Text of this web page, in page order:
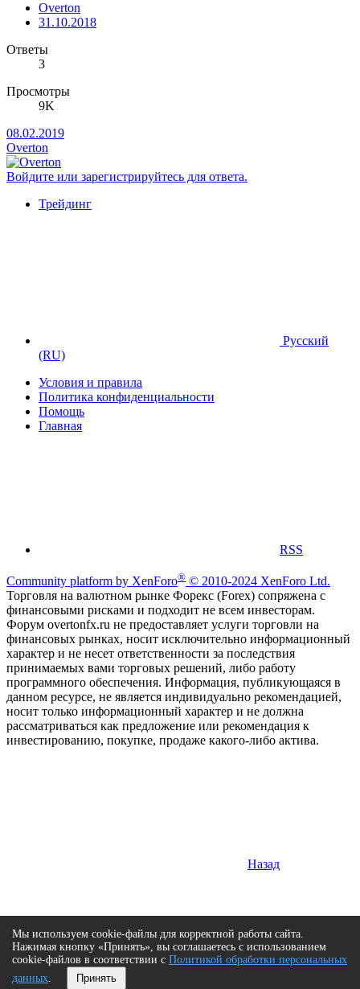
Overton
31.10.2018
Ответы
3
Просмотры
9K
08.02.2019
Overton
Войдите или зарегистрируйтесь для ответа.
Трейдинг
Русский
(RU)
Условия и правила
Политика конфиденциальности
Помощь
Главная
RSS
Community platform by XenForo® © 2010-2024 XenForo Ltd.
Торговля на валютном рынке Форекс (Forex) сопряжена с
финансовыми рисками и подходит не всем инвесторам.
Форум overtonfx.ru не предоставляет услуги торговли на
финансовых рынках, носит исключительно информационный
характер и не несет ответственности за последствия
принимаемых вами торговых решений, либо работу
программного обеспечения. Информация, публикующаяся в
данном ресурсе, не является индивидуально рекомендацией,
носит только информационный характер и не должна
рассматриваться как предложение или рекомендация к
инвестированию, покупке, продаже какого-либо актива.
Назад
Мы используем cookie-файлы для корректной работы сайта.
Нажимая кнопку «Принять», вы соглашаетесь с использованием
cookie-файлов в соответствии с Политикой обработки персональных
данных. Принять